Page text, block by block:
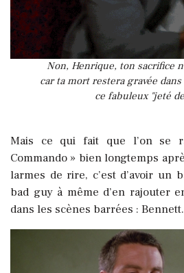
Non, Henrique, ton sacrifice
car ta mort restera gravée
ce fabuleux "jeté
Mais ce qui fait que l’on se
Commando » bien longtemps
larmes de rire, c’est d’avoir un
bad guy à même d’en rajouter
dans les scènes barrées : Bennett.